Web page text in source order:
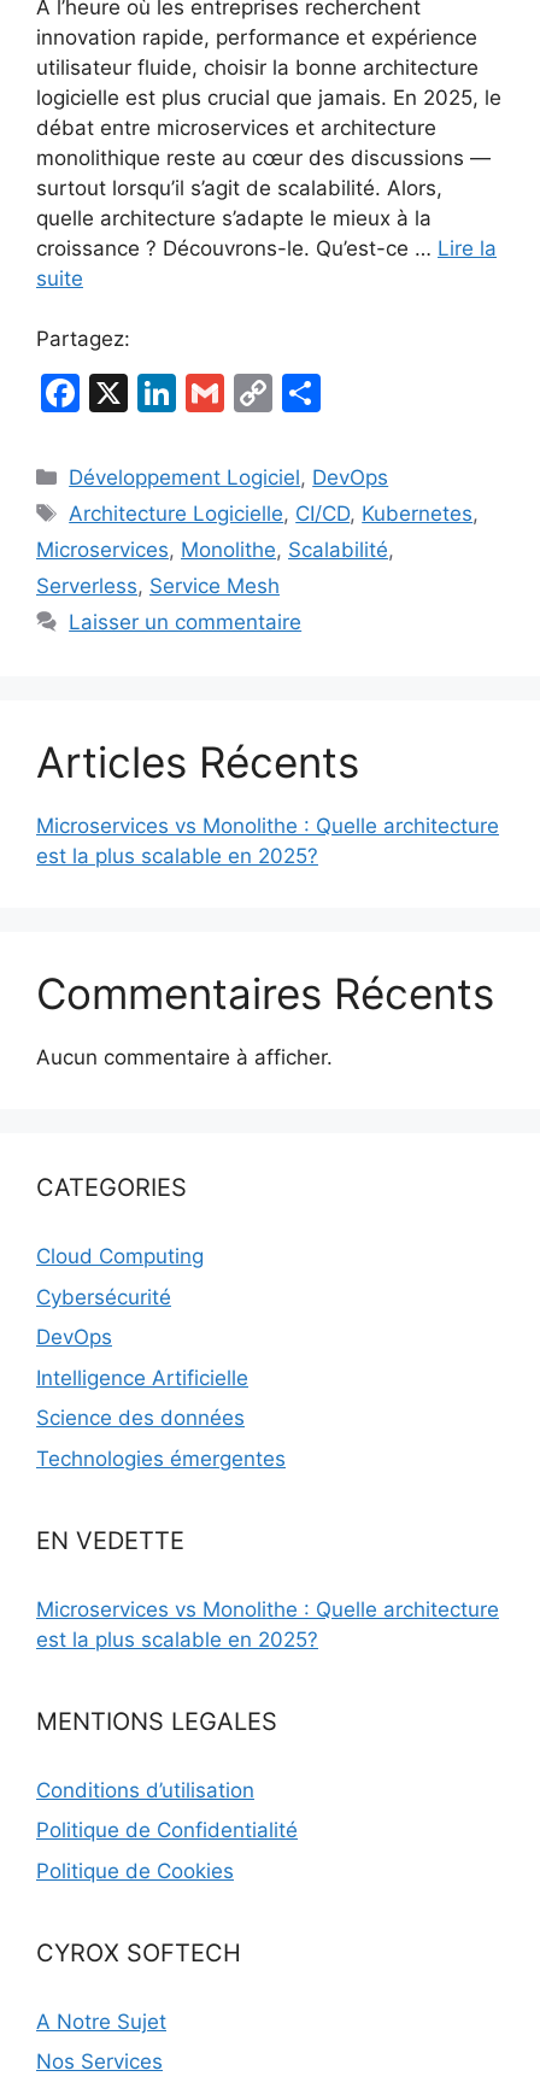
À l’heure où les entreprises recherchent
innovation rapide, performance et expérience
utilisateur fluide, choisir la bonne architecture
logicielle est plus crucial que jamais. En 2025, le
débat entre microservices et architecture
monolithique reste au cœur des discussions —
surtout lorsqu’il s’agit de scalabilité. Alors,
quelle architecture s’adapte le mieux à la
croissance ? Découvrons-le. Qu’est-ce … Lire la
suite
Partagez:
F
c
e
b
o
o
X
Li
k
e
dI
n
G
ai
l
C
p
y
Li
n
k
ta
g
er
Catégories
Développement Logiciel, DevOps
Étiquettes
Architecture Logicielle, CI/CD, Kubernetes,
Microservices, Monolithe, Scalabilité,
Serverless, Service Mesh
Laisser un commentaire
Articles Récents
Microservices vs Monolithe : Quelle architecture
est la plus scalable en 2025?
Commentaires Récents
Aucun commentaire à afficher.
CATEGORIES
Cloud Computing
Cybersécurité
DevOps
Intelligence Artificielle
Science des données
Technologies émergentes
EN VEDETTE
Microservices vs Monolithe : Quelle architecture
est la plus scalable en 2025?
MENTIONS LEGALES
Conditions d’utilisation
Politique de Confidentialité
Politique de Cookies
CYROX SOFTECH
A Notre Sujet
Nos Services